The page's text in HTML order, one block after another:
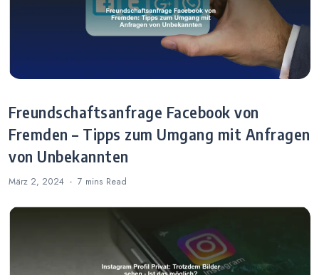
Freundschaftsanfrage Facebook von
Fremden – Tipps zum Umgang mit Anfragen
von Unbekannten
März 2, 2024 7 mins Read